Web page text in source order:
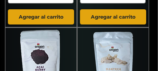
Agregar al carrito Agregar al carrito